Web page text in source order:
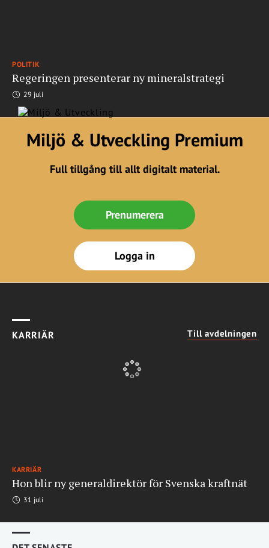
POLITIK
Regeringen presenterar ny mineralstrategi
29 juli
Miljö & Utveckling Premium
Full tillgång till allt digitalt material.
Prenumerera
Logga in
KARRIÄR Till avdelningen
KARRIÄR
Hon blir ny generaldirektör för Svenska kraftnät
31 juli